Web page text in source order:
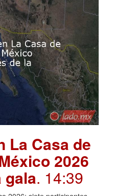
La Casa de
2026
gala. 14:39